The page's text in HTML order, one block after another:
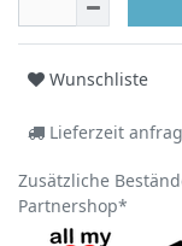
Wunschliste
Lieferzeit
Zusätzliche
Partnershop*